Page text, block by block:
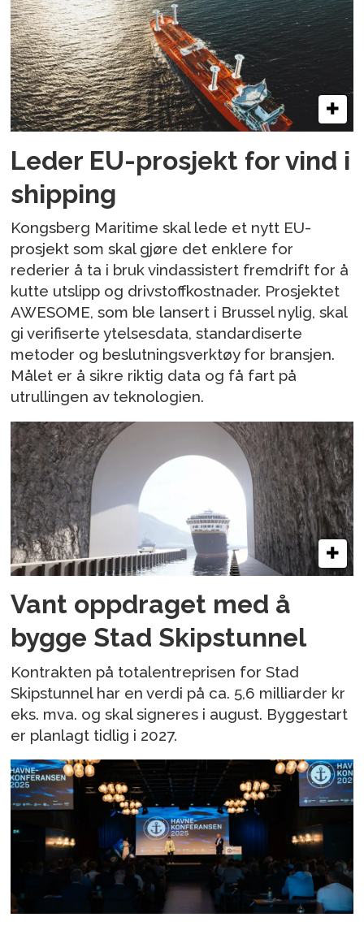
Leder EU-prosjekt for vind i
shipping
Kongsberg Maritime skal lede et nytt EU-
prosjekt som skal gjøre det enklere for
rederier å ta i bruk vindassistert fremdrift for å
kutte utslipp og drivstoffkostnader. Prosjektet
AWESOME, som ble lansert i Brussel nylig, skal
gi verifiserte ytelsesdata, standardiserte
metoder og beslutningsverktøy for bransjen.
Målet er å sikre riktig data og få fart på
utrullingen av teknologien.
Vant oppdraget med å
bygge Stad Skipstunnel
Kontrakten på totalentreprisen for Stad
Skipstunnel har en verdi på ca. 5,6 milliarder kr
eks. mva. og skal signeres i august. Byggestart
er planlagt tidlig i 2027.